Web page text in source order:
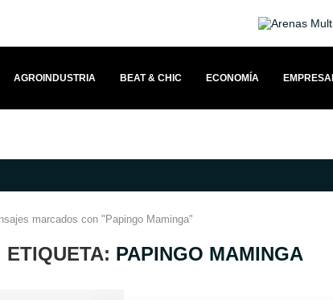
AGROINDUSTRIA BEAT & CHIC ECONOMÍA
marcados con "Papingo Maminga"
ETIQUETA: PAPINGO MAMINGA